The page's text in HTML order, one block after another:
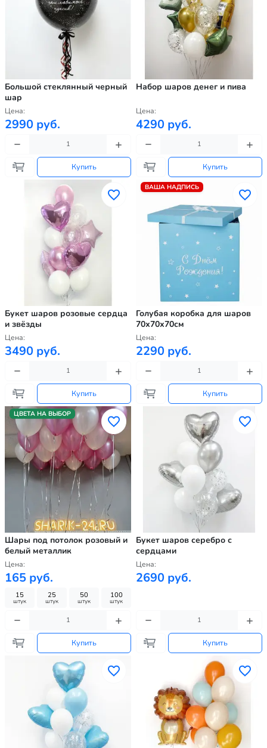
Большой стеклянный черный
шар
Цена:
2990 руб.
Купить
Набор шаров денег и пива
Цена:
4290 руб.
Купить
Букет шаров розовые сердца
и звёзды
Цена:
3490 руб.
Купить
ВАША НАДПИСЬ
Голубая коробка для шаров
70х70х70см
Цена:
2290 руб.
Купить
ЦВЕТА НА ВЫБОР
Шары под потолок розовый и
белый металлик
Цена:
165 руб.
15
штук
25
штук
50
штук
100
штук
Купить
Букет шаров серебро с
сердцами
Цена:
2690 руб.
Купить